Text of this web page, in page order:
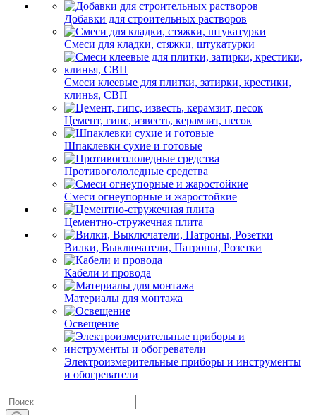
Добавки для строительных растворов
Смеси для кладки, стяжки, штукатурки
Смеси клеевые для плитки, затирки, крестики,
клинья, СВП
Цемент, гипс, известь, керамзит, песок
Шпаклевки сухие и готовые
Противогололедные средства
Смеси огнеупорные и жаростойкие
Цементно-стружечная плита
Вилки, Выключатели, Патроны, Розетки
Кабели и провода
Материалы для монтажа
Освещение
Электроизмерительные приборы и инструменты
и обогреватели